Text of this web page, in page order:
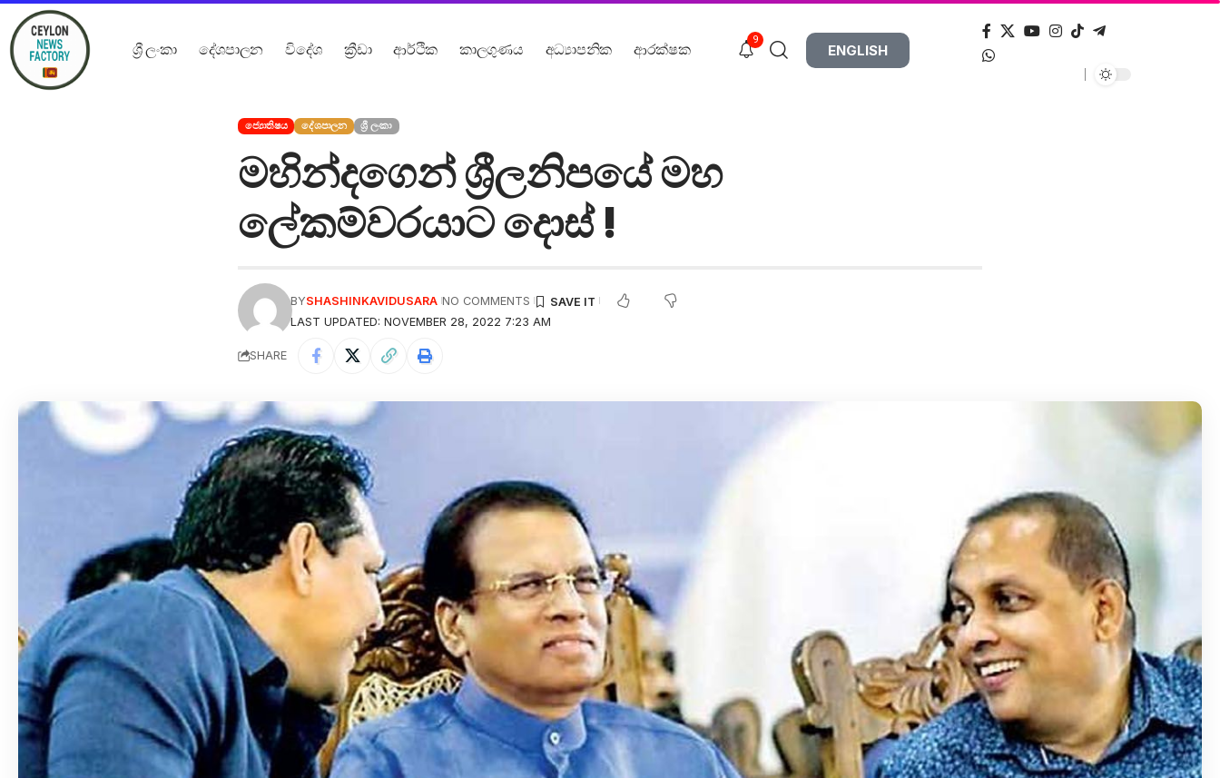
ශ්‍රී ලංකා දේශපාලන විදේශ ක්‍රීඩා ආර්ථික කාලගුණය අධ්‍යාපනික ආරක්ෂක
9
ENGLISH
ජ්‍යොතිෂය දේශපාලන ශ්‍රී ලංකා
මහින්දගෙන් ශ්‍රීලනිපයේ මහ
ලේකම්වරයාට දොස් !
LAST UPDATED: NOVEMBER 28, 2022 7:23 AM
BYSHASHINKAVIDUSARA NO COMMENTS
SHARE